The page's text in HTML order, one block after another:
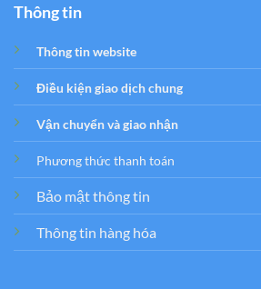
Thông tin
Thông tin website
Điều kiện giao dịch chung
Vận chuyển và giao nhận
Phương thức thanh toán
Bảo mật thông tin
Thông tin hàng hóa